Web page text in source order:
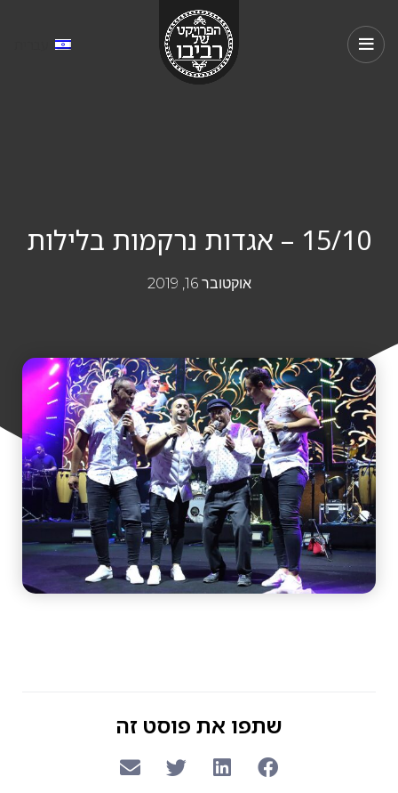
15/10 – אגדות נרקמות בלילות
אוקטובר 16, 2019
שתפו את פוסט זה